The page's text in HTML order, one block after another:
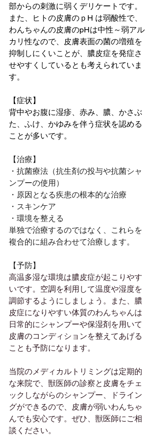
部からの刺激に弱くデリケートです。
また、ヒトの皮膚のｐ H は弱酸性で、
わんちゃんの皮膚のpHは中性～弱アル
カリ性なので、皮膚表面の菌の増殖を
抑制しにくいことが、膿皮症を発症さ
せやすくしているとも考えられていま
す。
【症状】
背中やお腹に湿疹、赤み、膿、かさぶ
た、ふけ、かゆみを伴う症状を認める
ことが多いです。
【治療】
・抗菌療法（抗生剤の投与や抗菌シャ
ンプーの使用）
・原因となる疾患の根本的な治療
・スキンケア
・環境を整える
単独で治療するのではなく、これらを
複合的に組み合わせて治療します。
【予防】
高温多湿な環境は膿皮症が起こりやす
いです。空調を利用して温度や湿度を
調節するようにしましょう。また、膿
皮症になりやすい体質のわんちゃんは
日常的にシャンプーや保湿剤を用いて
皮膚のコンディションを整えてあげる
ことも予防になります。
当院のメディカルトリミングは定期的
な来院で、獣医師の診察と皮膚をチェ
ックしながらのシャンプー、ドライン
グができるので、皮膚が弱いわんちゃ
んでも安心です。ぜひ、獣医師にご相
談ください。